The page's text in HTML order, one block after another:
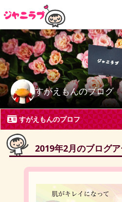
すがえもんのブログ
すがえもんのプロフ
すがえもん
嵐, 関ジャニ∞, Hey! Say!
2019年2月のブログ